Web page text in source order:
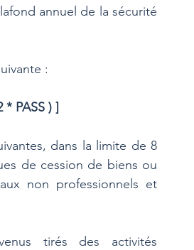
annuel de la sécurité
:
* PASS ) ]
dans la limite de 8
de cession de biens ou
non professionnels et
tirés des activités